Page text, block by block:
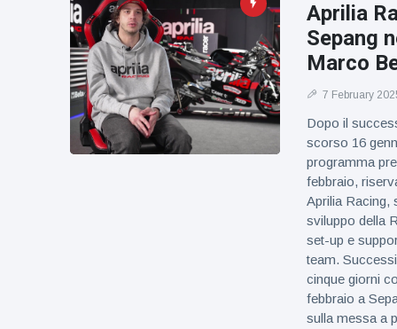
Aprilia
Sepang
Marco
7 February
Dopo il
scorso 16
programma
febbraio,
Aprilia Racing,
sviluppo della
set-up e
team.
cinque giorni
febbraio a
sulla messa a